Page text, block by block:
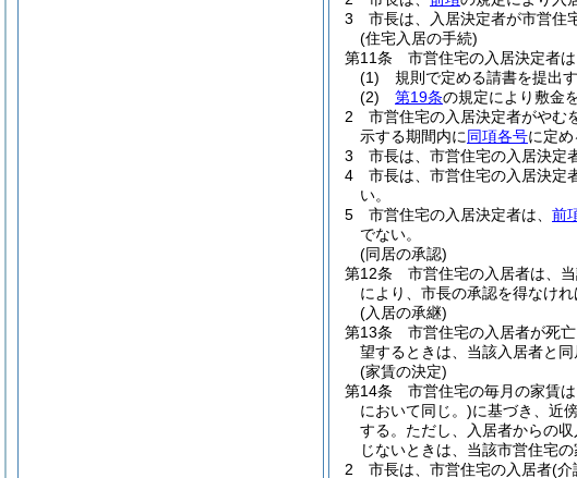
3
市長は、入居決定者が市営住
(住宅入居の手続)
第11条
市営住宅の入居決定者
(1)
規則で定める請書を提出す
(2)
第19条の規定により敷金
2
市営住宅の入居決定者がやむ
示する期間内に同項各号に定め
3
市長は、市営住宅の入居決定
4
市長は、市営住宅の入居決定
い。
5
市営住宅の入居決定者は、 前
でない。
(同居の承認)
第12条
市営住宅の入居者は、
により、市長の承認を得なけれ
(入居の承継)
第13条
市営住宅の入居者が死
望するときは、当該入居者と
(家賃の決定)
第14条
市営住宅の毎月の家賃は
において同じ。)に基づき、近
する。 ただし、入居者からの収
じないときは、当該市営住宅
2
市長は、市営住宅の入居者(介